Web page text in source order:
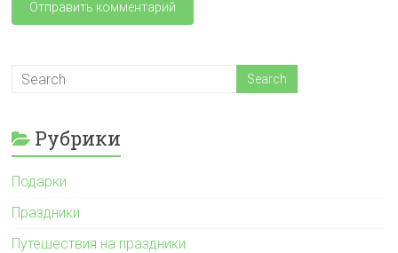
Рубрики
Подарки
Праздники
Путешествия на праздники